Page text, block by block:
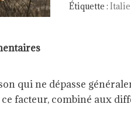
Étiquette : Italie
qui ne dépasse
facteur, combiné aux